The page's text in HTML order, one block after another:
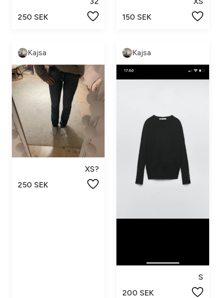
250 SEK
150 SEK
Kajsa
XS?
250 SEK
Kajsa
S
200 SEK